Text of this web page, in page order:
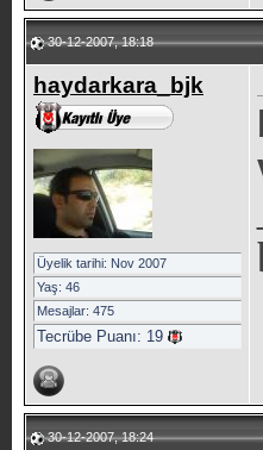
30-12-2007, 18:18
haydarkara_bjk
Üyelik tarihi: Nov 2007
Yaş: 46
Mesajlar: 475
Tecrübe Puanı: 19
30-12-2007, 18:24